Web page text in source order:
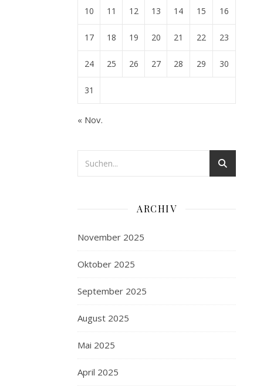
10 11 12 13 14 15 16
17 18 19 20 21 22 23
24 25 26 27 28 29 30
31
« Nov.
ARCHIV
November 2025
Oktober 2025
September 2025
August 2025
Mai 2025
April 2025